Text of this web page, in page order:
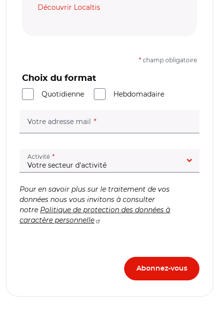
Découvrir Localtis
* champ obligatoire
Choix du format
Quotidienne
Hebdomadaire
Votre adresse mail (champ obligatoire)
Activité (champ obligatoire)
Pour en savoir plus sur le traitement de vos
données nous vous invitons à consulter
notre Politique de protection des données à
caractère personnelle